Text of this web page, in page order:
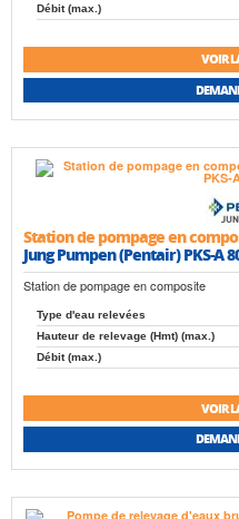
Débit (max.)
VOIR
Station de pompage en
Jung Pumpen (Pentair) PKS-A
Station de pompage en composite
Type d'eau relevées
Hauteur de relevage (Hmt) (max.)
Débit (max.)
VOIR